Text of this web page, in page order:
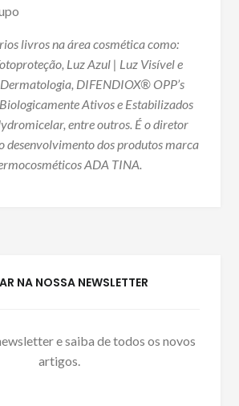
livros na área cosmética como:
Luz Azul | Luz Visível e
DIFENDIOX® OPP’s
Ativos e Estabilizados
entre outros. É o diretor
desenvolvimento dos produtos marca
ADA TINA.
NA NOSSA NEWSLETTER
e saiba de todos os novos
artigos.